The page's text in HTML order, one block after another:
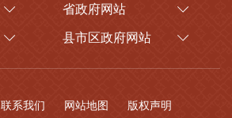
省政府网站
县市区政府网站
联系我们 网站地图 版权声明